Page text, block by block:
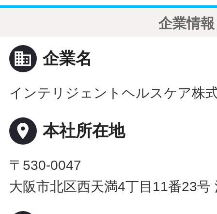
企業情報
business 企業名
インテリジェントヘルスケア株
place 本社所在地
〒530-0047
大阪市北区西天満4丁目11番23号